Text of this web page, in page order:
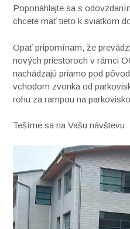
Poponáhlajte sa s
chcete mať tieto k sviatkom
Opäť pripomínam, že
nových priestoroch v rámci
nachádzajú priamo pod
vchodom zvonka od
rohu za rampou na
Tešíme sa na Vašu návštevu